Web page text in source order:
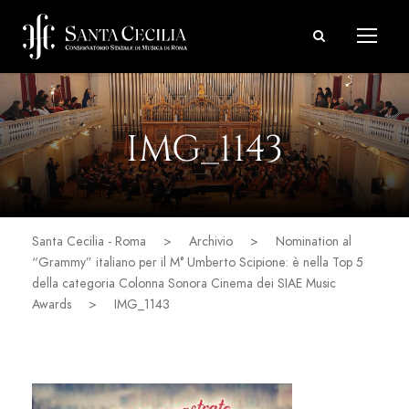
IMG_1143
Santa Cecilia - Roma > Archivio >
Nomination al
“Grammy” italiano per il M° Umberto Scipione: è nella Top 5
della categoria Colonna Sonora Cinema dei SIAE Music
Awards
> IMG_1143